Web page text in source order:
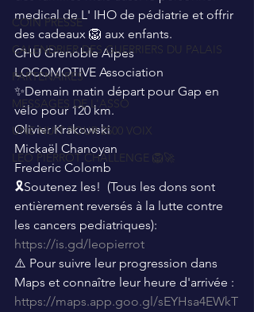
COIN PRESSE
CALENDRIER DES GUERRIERS DU PALAIS
PARTENAIRES
MESSAGES DE L'ASSO
UNE NUIT POUR 2500 VOIX
LEO PIERROT CHALLENGE 🦁🚀
medical de L' IHO de pédiatrie et offrir
des cadeaux 🦁 aux enfants.
CHU Grenoble Alpes
LOCOMOTIVE Association
✨️Demain matin départ pour Gap en
vélo pour 120 km.
Olivier Krakowski
Mickaël Chanoyan
Frederic Colomb
🎗Soutenez les!  (Tous les dons sont
entièrement reversés à la lutte contre
les cancers pediatriques):
https://is.gd/leopierrot
⚠️ Pour suivre leur progression dans
Maps et connaître leur heure d'arrivée :
https://maps.app.goo.gl/sEYHsa4EWkT